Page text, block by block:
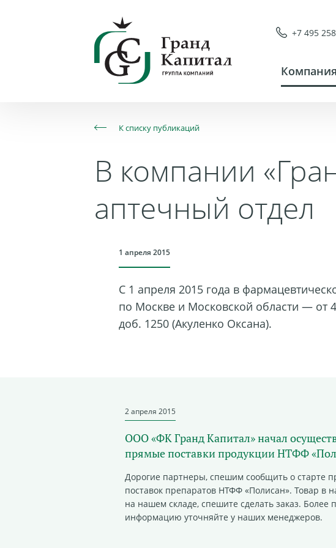
+7 495
Компания
К списку публикаций
В компании
аптечный отдел
1 апреля 2015
С 1 апреля 2015 года в
по Москве и Московской области — от
доб. 1250 (Акуленко Оксана).
2 апреля 2015
ООО «ФК Гранд Капитал» начал
прямые поставки продукции НТФФ
Дорогие партнеры, спешим сообщить о старте
поставок препаратов НТФФ «Полисан». Товар в
на нашем складе, спешите сделать заказ. Более
информацию уточняйте у наших менеджеров.